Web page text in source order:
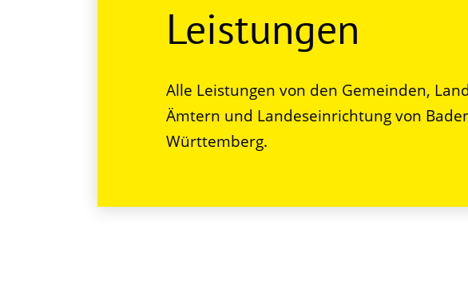
Leistungen
Alle Leistungen von den Gemeinden,
Ämtern und Landeseinrichtung von
Württemberg.